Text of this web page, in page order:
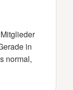
in
normal,